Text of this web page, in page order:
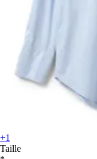
+1
Taille